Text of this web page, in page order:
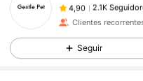
n***i pago1 dia
4,90 2.1K
Clientes
Seguir